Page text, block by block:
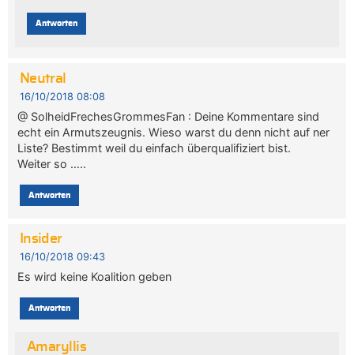
Antworten
Neutral
16/10/2018 08:08
@ SolheidFrechesGrommesFan : Deine Kommentare sind
echt ein Armutszeugnis. Wieso warst du denn nicht auf ner
Liste? Bestimmt weil du einfach überqualifiziert bist.
Weiter so …..
Antworten
Insider
16/10/2018 09:43
Es wird keine Koalition geben
Antworten
Amaryllis